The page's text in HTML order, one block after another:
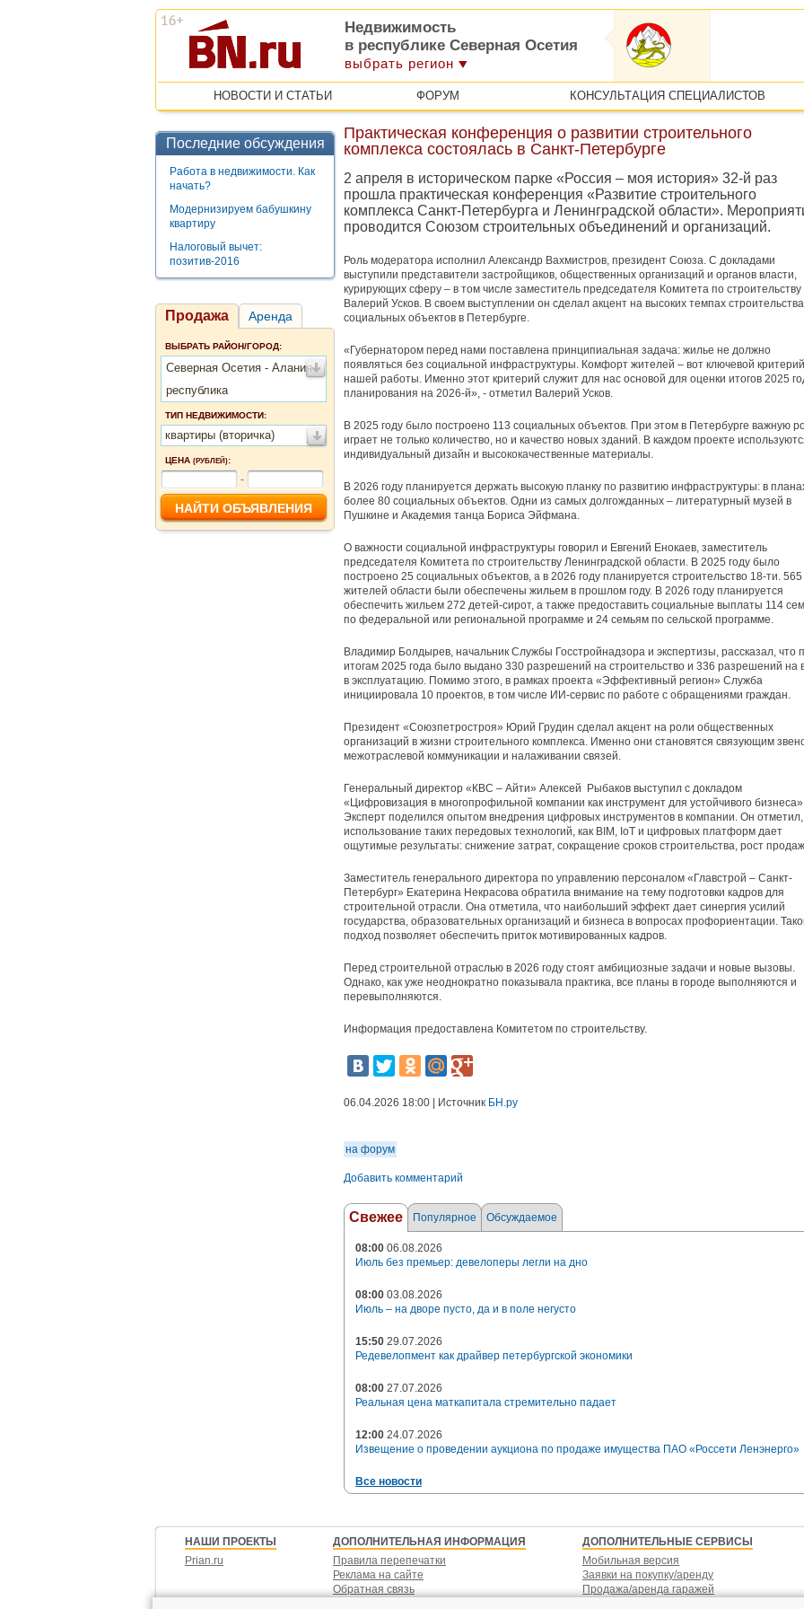
Недвижимость
в республике Северная Осетия
выбрать регион
НОВОСТИ И СТАТЬИ ФОРУМ КОНСУЛЬТАЦИЯ СПЕЦИАЛИСТОВ
Последние обсуждения
Работа в недвижимости. Как
начать?
Модернизируем бабушкину
квартиру
Налоговый вычет:
позитив-2016
Продажа Аренда
ВЫБРАТЬ РАЙОН/ГОРОД:
Северная Осетия - Алания
республика
ТИП НЕДВИЖИМОСТИ:
квартиры (вторичка)
ЦЕНА (РУБЛЕЙ):
-
Практическая конференция о развитии строительного
комплекса состоялась в Санкт-Петербурге
2 апреля в историческом парке «Россия – моя история» 32-й раз
прошла практическая конференция «Развитие строительного
комплекса Санкт-Петербурга и Ленинградской области».
проводится Союзом строительных объединений и организаций.
Роль модератора исполнил Александр Вахмистров, президент Союза. С докладами
выступили представители застройщиков, общественных организаций и органов власти,
курирующих сферу – в том числе заместитель председателя Комитета по строительству
Валерий Усков. В своем выступлении он сделал акцент на высоких темпах строительства
социальных объектов в Петербурге.
«Губернатором перед нами поставлена принципиальная задача: жилье не должно
появляться без социальной инфраструктуры. Комфорт жителей – вот ключевой критерий
нашей работы. Именно этот критерий служит для нас основой для оценки итогов 2025
планирования на 2026-й», - отметил Валерий Усков.
В 2025 году было построено 113 социальных объектов. При этом в Петербурге важную
играет не только количество, но и качество новых зданий. В каждом проекте
индивидуальный дизайн и высококачественные материалы.
В 2026 году планируется держать высокую планку по развитию инфраструктуры: в
более 80 социальных объектов. Одни из самых долгожданных – литературный музей в
Пушкине и Академия танца Бориса Эйфмана.
О важности социальной инфраструктуры говорил и Евгений Енокаев, заместитель
председателя Комитета по строительству Ленинградской области. В 2025 году было
построено 25 социальных объектов, а в 2026 году планируется строительство 18-ти. 565
жителей области были обеспечены жильем в прошлом году. В 2026 году планируется
обеспечить жильем 272 детей-сирот, а также предоставить социальные выплаты 114
по федеральной или региональной программе и 24 семьям по сельской программе.
Владимир Болдырев, начальник Службы Госстройнадзора и экспертизы, рассказал, что
итогам 2025 года было выдано 330 разрешений на строительство и 336 разрешений на
в эксплуатацию. Помимо этого, в рамках проекта «Эффективный регион» Служба
инициировала 10 проектов, в том числе ИИ-сервис по работе с обращениями граждан.
Президент «Союзпетростроя» Юрий Грудин сделал акцент на роли общественных
организаций в жизни строительного комплекса. Именно они становятся связующим
межотраслевой коммуникации и налаживании связей.
Генеральный директор «КВС – Айти» Алексей Рыбаков выступил с докладом
«Цифровизация в многопрофильной компании как инструмент для устойчивого
Эксперт поделился опытом внедрения цифровых инструментов в компании. Он отметил,
использование таких передовых технологий, как BIM, IoT и цифровых платформ дает
ощутимые результаты: снижение затрат, сокращение сроков строительства, рост
Заместитель генерального директора по управлению персоналом «Главстрой – Санкт-
Петербург» Екатерина Некрасова обратила внимание на тему подготовки кадров для
строительной отрасли. Она отметила, что наибольший эффект дает синергия усилий
государства, образовательных организаций и бизнеса в вопросах профориентации.
подход позволяет обеспечить приток мотивированных кадров.
Перед строительной отраслью в 2026 году стоят амбициозные задачи и новые вызовы.
Однако, как уже неоднократно показывала практика, все планы в городе выполняются и
перевыполняются.
Информация предоставлена Комитетом по строительству.
06.04.2026 18:00 | Источник БН.ру
на форум
Добавить комментарий
Свежее Популярное Обсуждаемое
08:00 06.08.2026
Июль без премьер: девелоперы легли на дно
08:00 03.08.2026
Июль – на дворе пусто, да и в поле негусто
15:50 29.07.2026
Редевелопмент как драйвер петербургской экономики
08:00 27.07.2026
Реальная цена маткапитала стремительно падает
12:00 24.07.2026
Извещение о проведении аукциона по продаже имущества ПАО «Россети Ленэнерго»
Все новости
НАШИ ПРОЕКТЫ
Prian.ru
ДОПОЛНИТЕЛЬНАЯ ИНФОРМАЦИЯ
Правила перепечатки
Реклама на сайте
Обратная связь
ДОПОЛНИТЕЛЬНЫЕ СЕРВИСЫ
Мобильная версия
Заявки на покупку/аренду
Продажа/аренда гаражей